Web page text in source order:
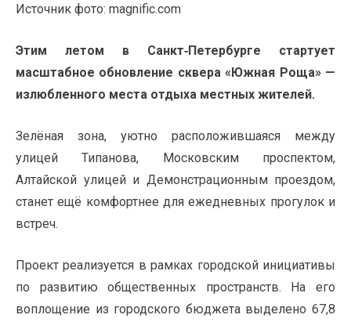
Источник фото: magnific.com
Этим летом в Санкт‑Петербурге стартует
масштабное обновление сквера «Южная Роща» —
излюбленного места отдыха местных жителей.
Зелёная зона, уютно расположившаяся между
улицей Типанова, Московским проспектом,
Алтайской улицей и Демонстрационным проездом,
станет ещё комфортнее для ежедневных прогулок и
встреч.
Проект реализуется в рамках городской инициативы
по развитию общественных пространств. На его
воплощение из городского бюджета выделено 67,8